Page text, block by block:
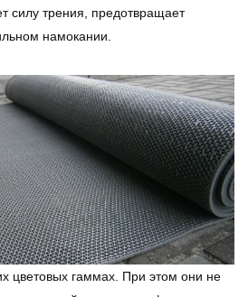
силу трения, предотвращает
намокании.
цветовых гаммах. При этом они не